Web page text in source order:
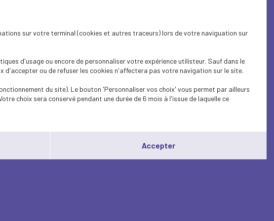
sur votre terminal (cookies et autres traceurs) lors de votre naviguation sur
d'usage ou encore de personnaliser votre expérience utilisteur. Sauf dans le
ou de refuser les cookies n'affectera pas votre navigation sur le site.
du site). Le bouton 'Personnaliser vos choix' vous permet par ailleurs
choix sera conservé pendant une durée de 6 mois à l'issue de laquelle ce
Accepter